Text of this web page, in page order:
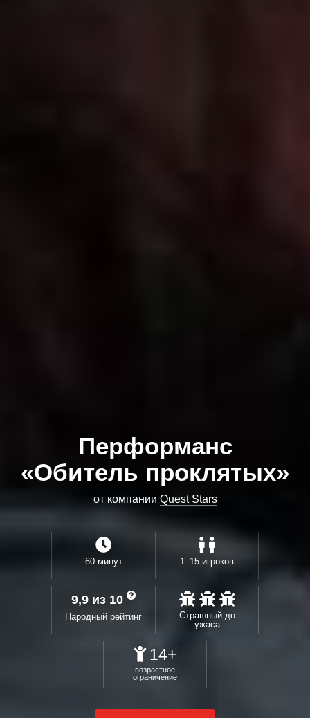
Перформанс
«Обитель проклятых»
от компании Quest Stars
60 минут 1–15 игроков
9,9 из 10
Народный рейтинг
Страшный до
ужаса
14+
возрастное
ограничение